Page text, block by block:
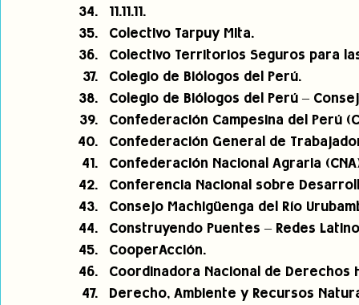
11.11.11.
Colectivo Tarpuy Mita.
Colectivo Territorios Seguros para
Colegio de Biólogos del Perú.
Colegio de Biólogos del Perú –
Confederación Campesina del Perú
Confederación General de
Confederación Nacional Agraria
Conferencia Nacional sobre
Consejo Machigüenga del Río
Construyendo Puentes – Redes
CooperAcción.
Coordinadora Nacional de Derechos
Derecho, Ambiente y Recursos